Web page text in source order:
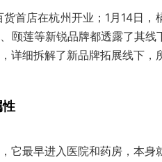
首店在杭州开业；1月14日
颐莲等新锐品牌都透露了其
详细拆解了新品牌拓展线下，
性
它最早进入医院和药房，本身